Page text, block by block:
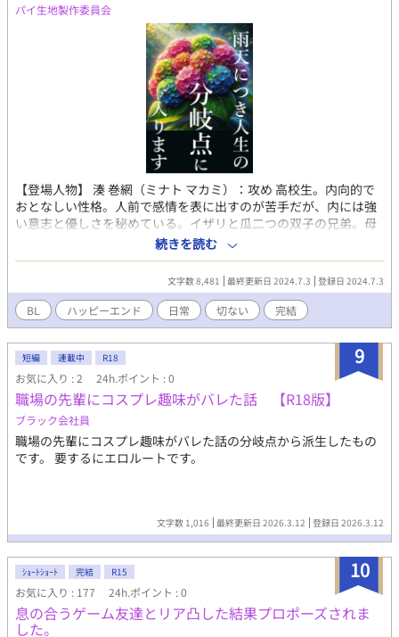
パイ生地製作委員会
【登場人物】 湊 巻網（ミナト マカミ）：攻め 高校生。内向的で
おとなしい性格。人前で感情を表に出すのが苦手だが、内には強
い意志と優しさを秘めている。イザリと瓜二つの双子の兄弟。母
親譲りの綺麗な外見と、スペイン人の父親譲りの彫りの深い顔立
ちを持つ。特技は野球。元々はあまり興味がなかったが、イザリ
とアンウィルの影響で続けるようになる。ポジションはピッチャ
ー。 父親がスペイン人、母親が日本人という国際的な家庭で育
つ。日本に引っ越してきたことで、言語や文化の違いに戸惑いな
がらも、野球を通じて友人を作り、成長していく。 湊 漁（ミナト
イザリ）：ライバル 高校生。勝気で努力家。常に前向きで、周囲
を引っ張るリーダーシップを持つ。兄弟や友人に対して非常に優
しく、思いやりがある。マカミの双子の兄弟。マカミと同じく、
日本人とスペイン人のハーフ。明るく活発な性格で、チームのム
ードメーカー。趣味・特技は野球。ポジションはキャッチャー
で、チームの指揮を執ることが得意。戦術にも詳しく、冷静な判
断力を持つ。マカミと同じく国際的な家庭で育ち、日本に引っ越
してからもその明るさで友人を作る。マカミを常に気にかけ、彼
明るさは周囲を元気づける。趣味は野球。ポジションはピッチャ
ーから→キャッチャーへ転向。幼少期からマカミとイザリと共に
過ごし、特にマカミに対しては特別な感情を抱く。とある事故の
後、夢を継ぐためにマカミと共に甲子園を目指す。 【あらすじ※
重要なネタバレを含む】 小学生時代 物語は、スペイン人の父と日
本人の母を持つ双子の兄弟、アルベルト（マカミ）とイザリが、
日本に引っ越してくるところから始まる。マカミは内向的で、イ
続きを読む
文字数 8,481 最終更新日 2024.7.3 登録日 2024.7.3
BL ハッピーエンド 日常 切ない 完結
9
短編 連載中 R18
お気に入り : 2 24h.ポイント : 0
職場の先輩にコスプレ趣味がバレた話 【R18版】
ブラック会社員
職場の先輩にコスプレ趣味がバレた話の分岐点から派生したもの
です。 要するにエロルートです。
文字数 1,016 最終更新日 2026.3.12 登録日 2026.3.12
10
ｼｮｰﾄｼｮｰﾄ 完結 R15
お気に入り : 177 24h.ポイント : 0
息の合うゲーム友達とリア凸した結果プロポーズされま
した。